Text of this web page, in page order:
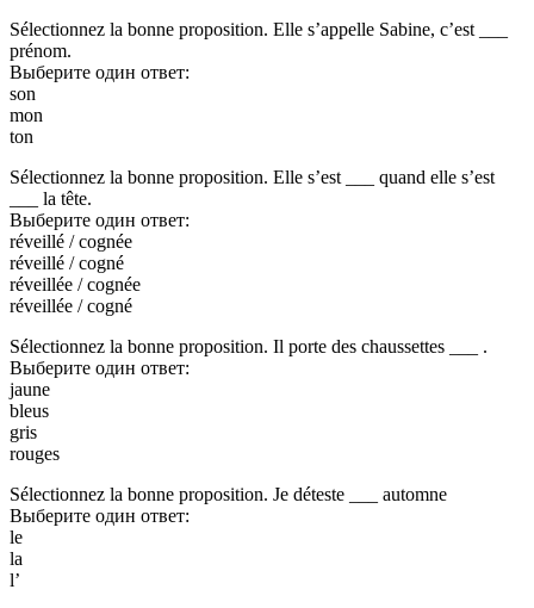
Sélectionnez la bonne proposition. Elle s’appelle Sabine, c’est ___
prénom.
Выберите один ответ:
son
mon
ton
Sélectionnez la bonne proposition. Elle s’est ___ quand elle s’est
___ la tête.
Выберите один ответ:
réveillé / cognée
réveillé / cogné
réveillée / cognée
réveillée / cogné
Sélectionnez la bonne proposition. Il porte des chaussettes ___ .
Выберите один ответ:
jaune
bleus
gris
rouges
Sélectionnez la bonne proposition. Je déteste ___ automne
Выберите один ответ:
le
la
l’